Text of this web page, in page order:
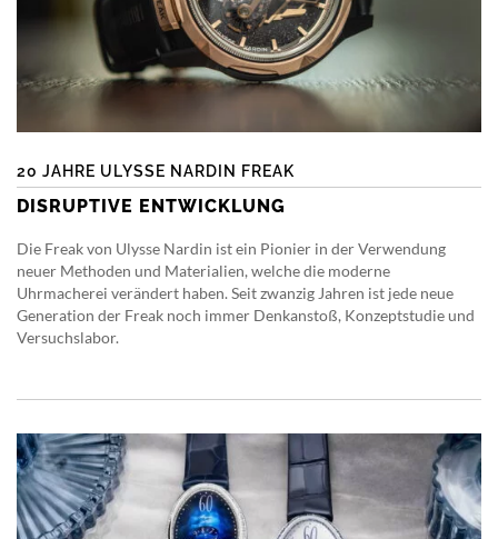
20 JAHRE ULYSSE NARDIN FREAK
DISRUPTIVE ENTWICKLUNG
Die Freak von Ulysse Nardin ist ein Pionier in der Verwendung
neuer Methoden und Materialien, welche die moderne
Uhrmacherei verändert haben. Seit zwanzig Jahren ist jede neue
Generation der Freak noch immer Denkanstoß, Konzeptstudie und
Versuchslabor.